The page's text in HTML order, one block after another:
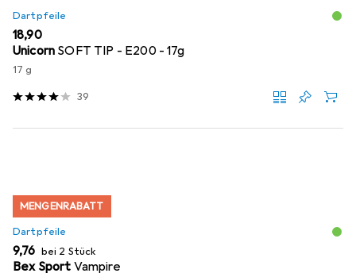
Dartpfeile
EUR
18,90
Unicorn SOFT TIP - E200 - 17g
17 g
39
MENGENRABATT
Dartpfeile
EUR
9,76 bei 2 Stück
Bex Sport Vampire